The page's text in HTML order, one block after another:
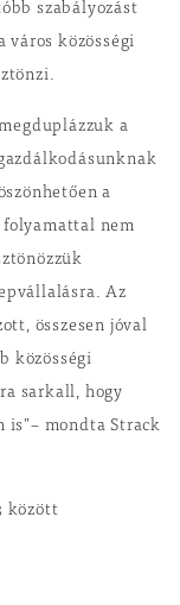
szabályozást
város közösségi
a
a
nem
Az
összesen jóval
közösségi
sarkall, hogy
is”– mondta Strack
között